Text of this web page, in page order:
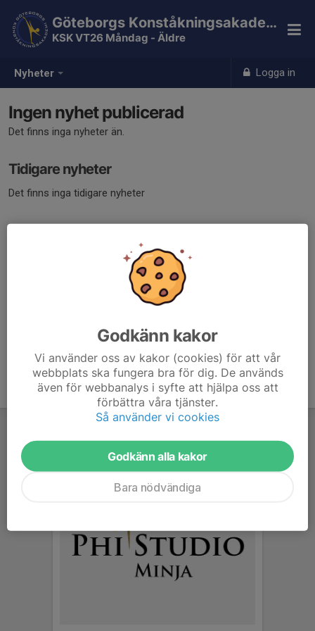
Nyheter Logga in
Göteborgs Konståkningsakademi
KSK VT26 Måndag - Äldre
Ingen nyhet publicerad
Det finns inga nyheter än.
Tidigare nyheter
Det finns inga tidigare nyheter
Godkänn kakor
Vi använder oss av kakor (cookies) för att vår
webbplats ska fungera bra för dig. De används
även för webbanalys i syfte att hjälpa oss att
förbättra våra tjänster.
Så använder vi cookies
Godkänn alla kakor
Bara nödvändiga